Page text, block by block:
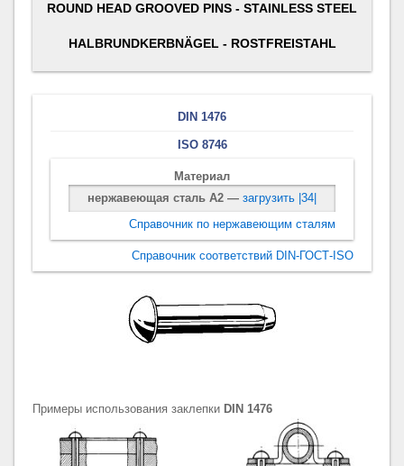
ROUND HEAD GROOVED PINS - STAINLESS STEEL
HALBRUNDKERBNÄGEL - ROSTFREISTAHL
DIN 1476
ISO 8746
Материал
нержавеющая сталь A2 — загрузить |34|
Справочник по нержавеющим сталям
Справочник соответствий DIN-ГОСТ-ISO
Примеры использования заклепки DIN 1476